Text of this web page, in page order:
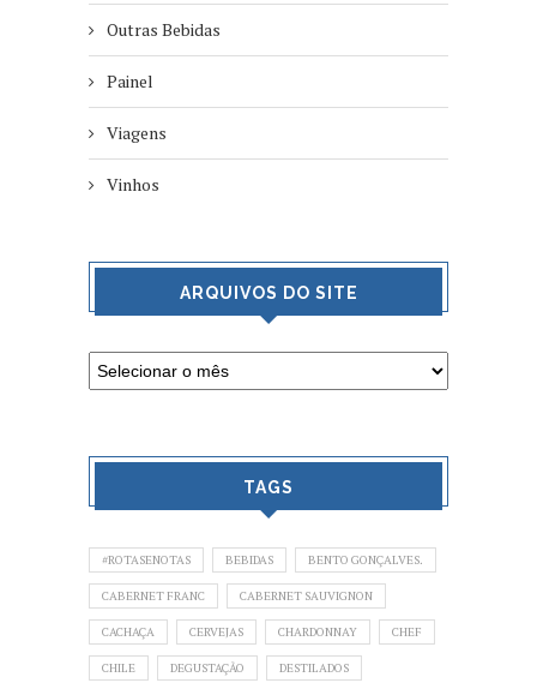
Outras Bebidas
Painel
Viagens
Vinhos
ARQUIVOS DO SITE
TAGS
#ROTASENOTAS BEBIDAS BENTO GONÇALVES.
CABERNET FRANC CABERNET SAUVIGNON
CACHAÇA CERVEJAS CHARDONNAY CHEF
CHILE DEGUSTAÇÃO DESTILADOS